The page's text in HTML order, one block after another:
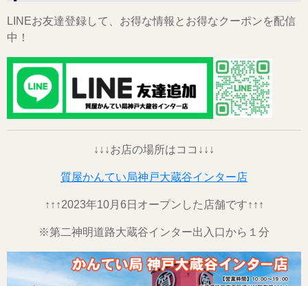
LINEお友達登録して、お得な情報とお得なクーポンを配信
中！
↓↓↓お店の場所はココ↓↓↓
質屋かんてい局神戸大蔵谷インター店
↑↑↑2023年10月6日オープンした店舗です↑↑↑
※第二神明道路大蔵谷インター出入口から１分